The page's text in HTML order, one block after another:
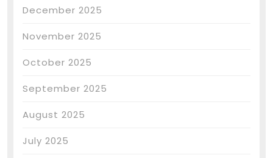
December 2025
November 2025
October 2025
September 2025
August 2025
July 2025